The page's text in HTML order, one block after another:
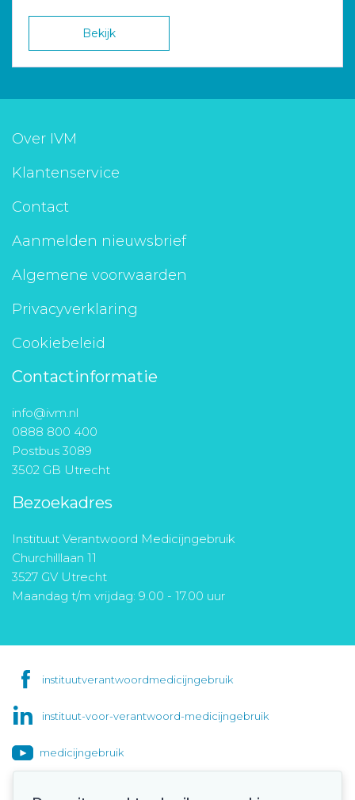
Bekijk
Over IVM
Klantenservice
Contact
Aanmelden nieuwsbrief
Algemene voorwaarden
Privacyverklaring
Cookiebeleid
Contactinformatie
info@ivm.nl
0888 800 400
Postbus 3089
3502 GB Utrecht
Bezoekadres
Instituut Verantwoord Medicijngebruik
Churchilllaan 11
3527 GV Utrecht
Maandag t/m vrijdag: 9.00 - 17.00 uur
instituutverantwoordmedicijngebruik
instituut-voor-verantwoord-medicijngebruik
medicijngebruik